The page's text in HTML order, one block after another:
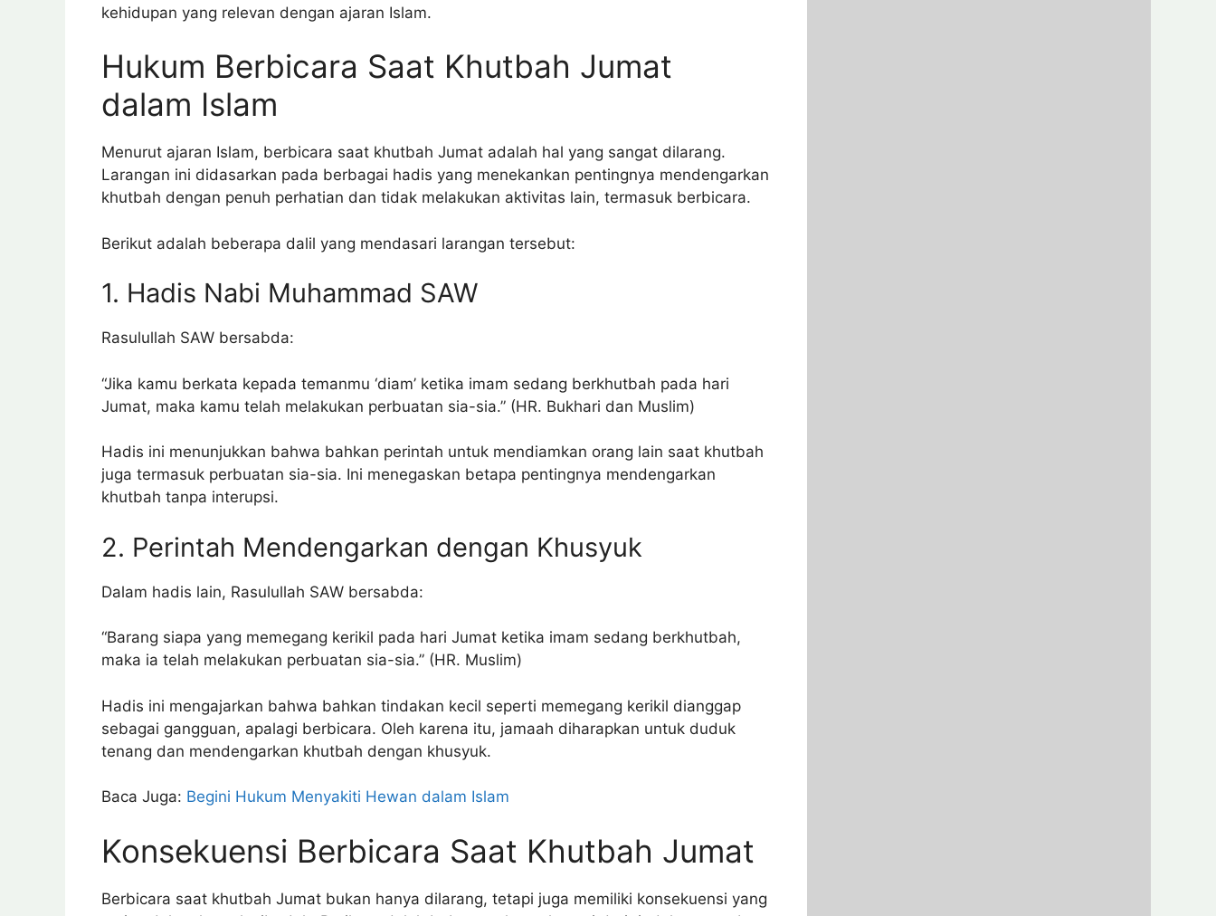
kehidupan yang relevan dengan ajaran Islam.
Hukum Berbicara Saat Khutbah Jumat
dalam Islam
Menurut ajaran Islam, berbicara saat khutbah Jumat adalah hal yang sangat dilarang.
Larangan ini didasarkan pada berbagai hadis yang menekankan pentingnya mendengarkan
khutbah dengan penuh perhatian dan tidak melakukan aktivitas lain, termasuk berbicara.
Berikut adalah beberapa dalil yang mendasari larangan tersebut:
1. Hadis Nabi Muhammad SAW
Rasulullah SAW bersabda:
“Jika kamu berkata kepada temanmu ‘diam’ ketika imam sedang berkhutbah pada hari
Jumat, maka kamu telah melakukan perbuatan sia-sia.” (HR. Bukhari dan Muslim)
Hadis ini menunjukkan bahwa bahkan perintah untuk mendiamkan orang lain saat khutbah
juga termasuk perbuatan sia-sia. Ini menegaskan betapa pentingnya mendengarkan
khutbah tanpa interupsi.
2. Perintah Mendengarkan dengan Khusyuk
Dalam hadis lain, Rasulullah SAW bersabda:
“Barang siapa yang memegang kerikil pada hari Jumat ketika imam sedang berkhutbah,
maka ia telah melakukan perbuatan sia-sia.” (HR. Muslim)
Hadis ini mengajarkan bahwa bahkan tindakan kecil seperti memegang kerikil dianggap
sebagai gangguan, apalagi berbicara. Oleh karena itu, jamaah diharapkan untuk duduk
tenang dan mendengarkan khutbah dengan khusyuk.
Baca Juga: Begini Hukum Menyakiti Hewan dalam Islam
Konsekuensi Berbicara Saat Khutbah Jumat
Berbicara saat khutbah Jumat bukan hanya dilarang, tetapi juga memiliki konsekuensi yang